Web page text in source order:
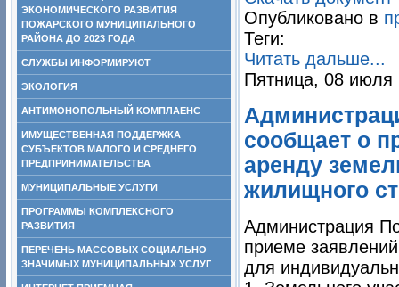
ЭКОНОМИЧЕСКОГО РАЗВИТИЯ
ПОЖАРСКОГО МУНИЦИПАЛЬНОГО
РАЙОНА ДО 2023 ГОДА
СЛУЖБЫ ИНФОРМИРУЮТ
ЭКОЛОГИЯ
АНТИМОНОПОЛЬНЫЙ КОМПЛАЕНС
ИМУЩЕСТВЕННАЯ ПОДДЕРЖКА
СУБЪЕКТОВ МАЛОГО И СРЕДНЕГО
ПРЕДПРИНИМАТЕЛЬСТВА
МУНИЦИПАЛЬНЫЕ УСЛУГИ
ПРОГРАММЫ КОМПЛЕКСНОГО
РАЗВИТИЯ
ПЕРЕЧЕНЬ МАССОВЫХ СОЦИАЛЬНО
ЗНАЧИМЫХ МУНИЦИПАЛЬНЫХ УСЛУГ
Опубликовано в
Теги:
Читать дальше...
Пятница, 08 июля
сообщает о
аренду
жилищного
Администрация
приеме
для